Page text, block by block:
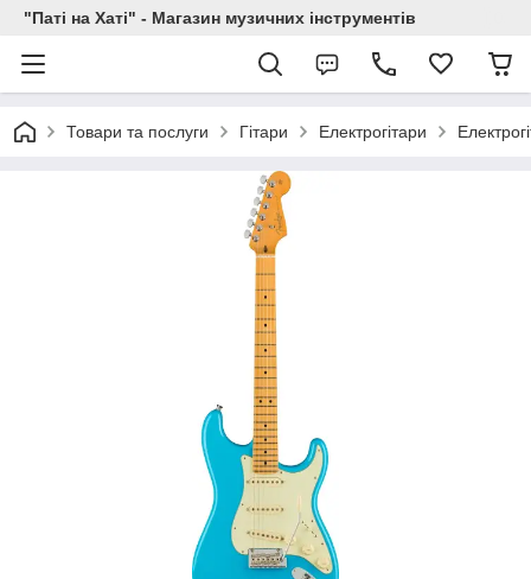
"Паті на Хаті" - Магазин музичних інструментів
Товари та послуги Гітари Електрогітари